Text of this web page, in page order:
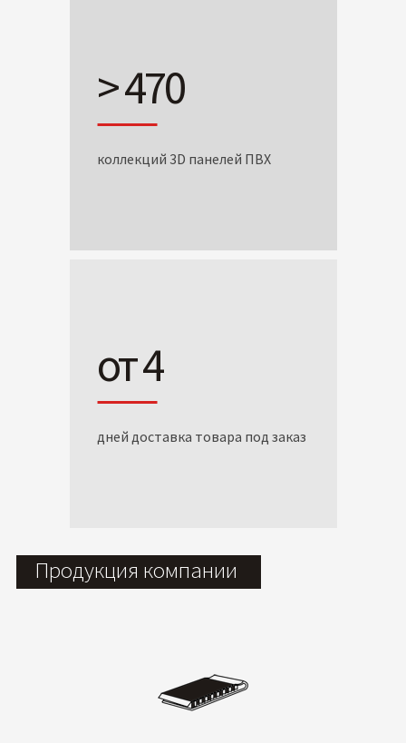
> 470
коллекций 3D панелей ПВХ
от 4
дней доставка товара под заказ
Продукция компании